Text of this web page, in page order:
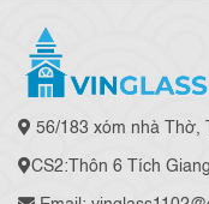
56/183 xóm nhà Thờ,
CS2:Thôn 6 Tích